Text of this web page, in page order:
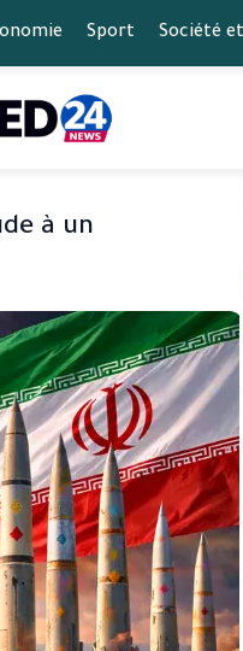
Sport Société
à un